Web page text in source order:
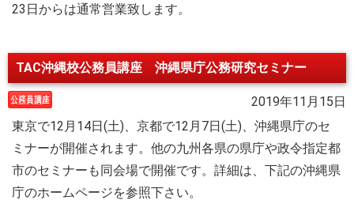
23日からは通常営業致します。
TAC沖縄校公務員講座 沖縄県庁公務研究セミナー
2019年11月15日
東京で12月14日(土)、京都で12月7日(土)、沖縄県庁のセ
ミナーが開催されます。他の九州各県の県庁や政令指定都
市のセミナーも同会場で開催です。詳細は、下記の沖縄県
庁のホームページを参照下さい。